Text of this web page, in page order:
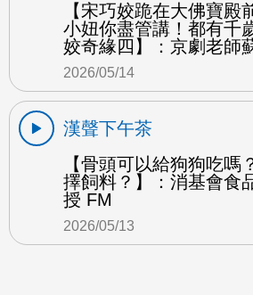
【宋巧姣跪在大佛寶殿
小妞你盡管講！都有千
姣奇緣四】：京劇老師
2026/05/14
漢聲下午茶
【骨頭可以給狗狗吃嗎
擇飼料？】：消基會食
授 FM
2026/05/13